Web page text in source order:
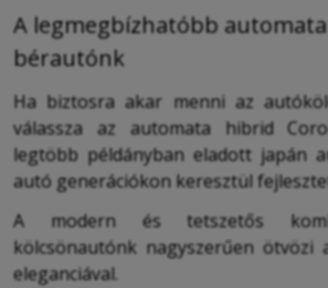
A legmegbízhatóbb
bérautónk
Ha biztosra akar menni az
válassza az automata hibrid
legtöbb példányban eladott japán
autó generációkon keresztül
A modern és tetszetős
kölcsönautónk nagyszerűen ötvözi
eleganciával.